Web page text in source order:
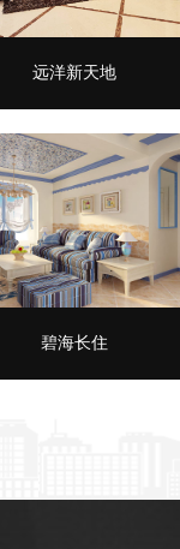
远洋新天地
碧海长住